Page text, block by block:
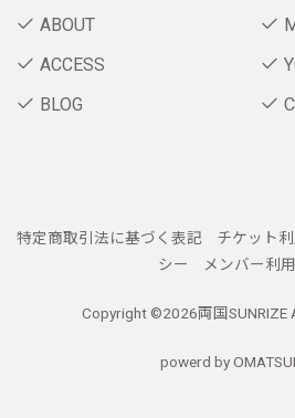
ABOUT
ACCESS
BLOG
特定商取引法に基づく表記 チケット
シー
メンバー利
Copyright ©2026両国SUNRIZE
powerd by